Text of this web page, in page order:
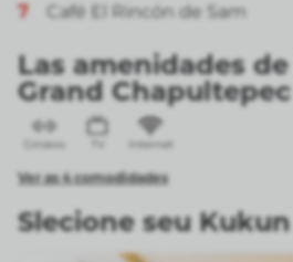
7
Café El Rincón de Sam
Las amenidades
Grand Chapultepec
Ginásio Internet
Ver as 4 comodidades
Slecione seu Kukun